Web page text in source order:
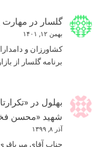
گلسار در مهارت
بهمن ۱۲, ۱۴۰۱
كشاورزان و
برنامه گلسار از
بهلول در
شهید «محسن
آذر ۸, ۱۳۹۹
جناب آقای